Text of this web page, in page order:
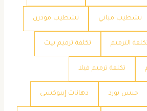
تشطيب مباني تشطيب مودرن
الترميم تكلفة ترميم بيت
تكلفة ترميم فيلا
جبس بورد دهانات إيبوكسي